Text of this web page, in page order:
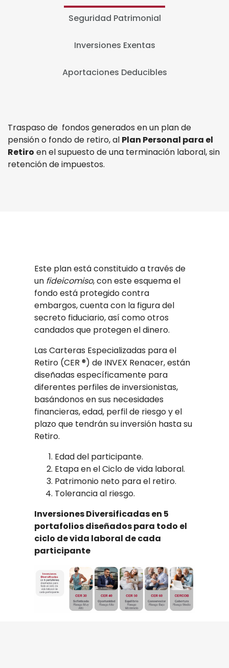
Seguridad Patrimonial
Inversiones Exentas
Aportaciones Deducibles
Traspaso de fondos generados en un plan de
pensión o fondo de retiro, al Plan Personal para el
Retiro en el supuesto de una terminación laboral, sin
retención de impuestos.
Este plan está constituido a través de
un fideicomiso, con este esquema el
fondo está protegido contra
embargos, cuenta con la figura del
secreto fiduciario, así como otros
candados que protegen el dinero.
Las Carteras Especializadas para el
Retiro (CER ®) de INVEX Renacer, están
diseñadas específicamente para
diferentes perfiles de inversionistas,
basándonos en sus necesidades
financieras, edad, perfil de riesgo y el
plazo que tendrán su inversión hasta su
Retiro.
Edad del participante.
Etapa en el Ciclo de vida laboral.
Patrimonio neto para el retiro.
Tolerancia al riesgo.
Inversiones Diversificadas en 5
portafolios diseñados para todo el
ciclo de vida laboral de cada
participante